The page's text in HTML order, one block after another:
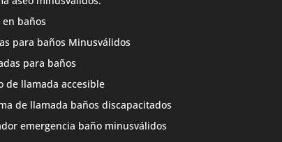
en baños
para baños Minusválidos
para baños
de llamada accesible
de llamada baños discapacitados
emergencia baño minusválidos